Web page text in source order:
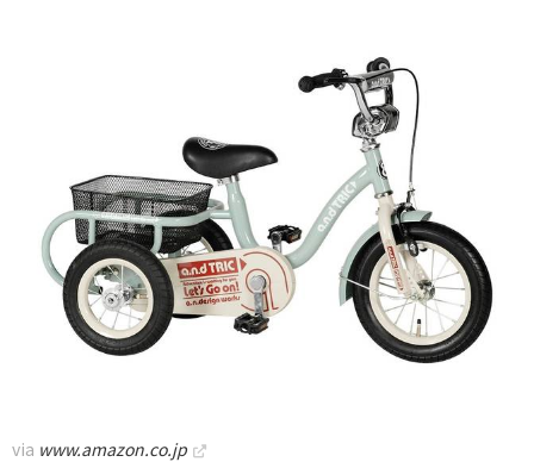
via www.amazon.co.jp